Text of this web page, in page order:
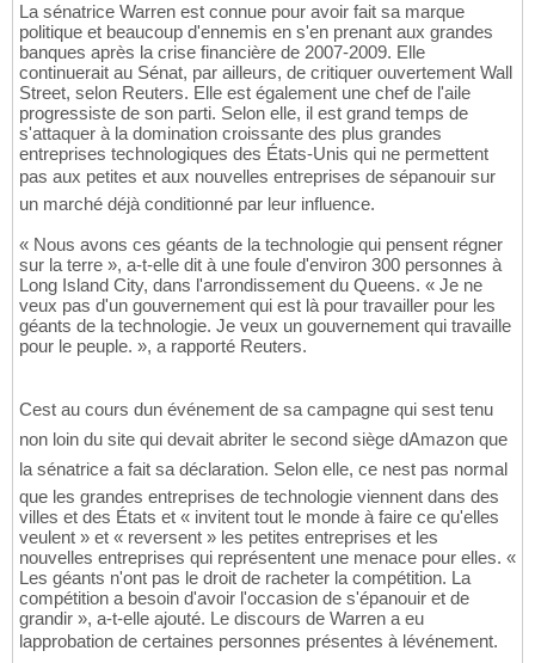
La sénatrice Warren est connue pour avoir fait sa marque
politique et beaucoup d'ennemis en s'en prenant aux grandes
banques après la crise financière de 2007-2009. Elle
continuerait au Sénat, par ailleurs, de critiquer ouvertement Wall
Street, selon Reuters. Elle est également une chef de l'aile
progressiste de son parti. Selon elle, il est grand temps de
s'attaquer à la domination croissante des plus grandes
entreprises technologiques des États-Unis qui ne permettent
pas aux petites et aux nouvelles entreprises de sépanouir sur
un marché déjà conditionné par leur influence.
« Nous avons ces géants de la technologie qui pensent régner
sur la terre », a-t-elle dit à une foule d'environ 300 personnes à
Long Island City, dans l'arrondissement du Queens. « Je ne
veux pas d'un gouvernement qui est là pour travailler pour les
géants de la technologie. Je veux un gouvernement qui travaille
pour le peuple. », a rapporté Reuters.
Cest au cours dun événement de sa campagne qui sest tenu
non loin du site qui devait abriter le second siège dAmazon que
la sénatrice a fait sa déclaration. Selon elle, ce nest pas normal
que les grandes entreprises de technologie viennent dans des
villes et des États et « invitent tout le monde à faire ce qu'elles
veulent » et « reversent » les petites entreprises et les
nouvelles entreprises qui représentent une menace pour elles. «
Les géants n'ont pas le droit de racheter la compétition. La
compétition a besoin d'avoir l'occasion de s'épanouir et de
grandir », a-t-elle ajouté. Le discours de Warren a eu
lapprobation de certaines personnes présentes à lévénement.